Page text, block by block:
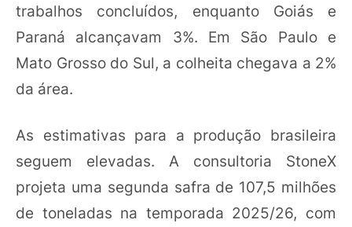
trabalhos concluídos, enquanto Goiás e
Paraná alcançavam 3%. Em São Paulo e
Mato Grosso do Sul, a colheita chegava a 2%
da área.
As estimativas para a produção brasileira
seguem elevadas. A consultoria StoneX
projeta uma segunda safra de 107,5 milhões
de toneladas na temporada 2025/26, com